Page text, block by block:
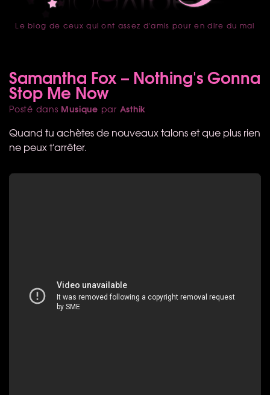
accueil
Le blog de ceux qui ont assez d'amis pour en dire du mal
Samantha Fox – Nothing's Gonna
Stop Me Now
Posté dans Musique par Asthik
Quand tu achètes de nouveaux talons et que plus rien
ne peux t'arrêter.